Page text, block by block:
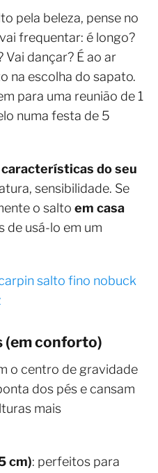
pela beleza, pense no
frequentar: é longo?
dançar? É ao ar
na escolha do sapato.
para uma reunião de 1
numa festa de 5
características do seu
sensibilidade. Se
o salto em casa
de usá-lo em um
salto fino nobuck
(em conforto)
o centro de gravidade
dos pés e cansam
mais
cm): perfeitos para